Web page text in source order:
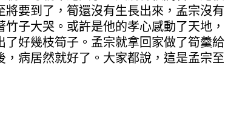
要到了，筍還沒有生長出來，孟宗沒有
子大哭。或許是他的孝心感動了天地，
好幾枝筍子。孟宗就拿回家做了筍羹給
病居然就好了。大家都說，這是孟宗至